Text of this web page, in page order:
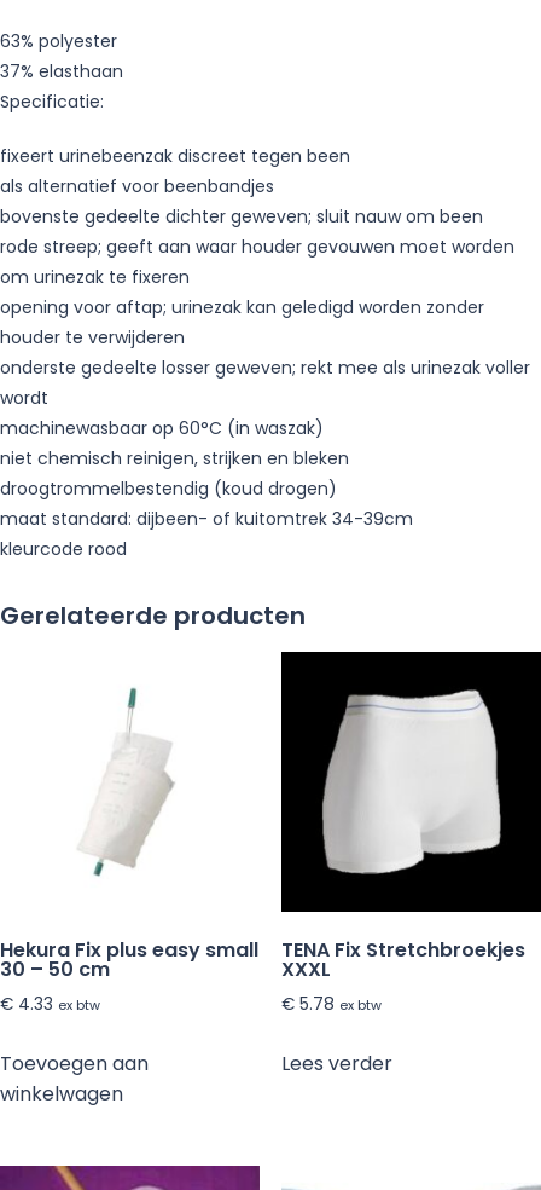
63% polyester
37% elasthaan
Specificatie:
fixeert urinebeenzak discreet tegen been
als alternatief voor beenbandjes
bovenste gedeelte dichter geweven; sluit nauw om been
rode streep; geeft aan waar houder gevouwen moet worden
om urinezak te fixeren
opening voor aftap; urinezak kan geledigd worden zonder
houder te verwijderen
onderste gedeelte losser geweven; rekt mee als urinezak voller
wordt
machinewasbaar op 60°C (in waszak)
niet chemisch reinigen, strijken en bleken
droogtrommelbestendig (koud drogen)
maat standard: dijbeen- of kuitomtrek 34-39cm
kleurcode rood
Gerelateerde producten
Hekura Fix plus easy small
30 – 50 cm
€ 4.33 ex btw
Toevoegen aan
winkelwagen
TENA Fix Stretchbroekjes
XXXL
€5.78 ex btw
Lees verder